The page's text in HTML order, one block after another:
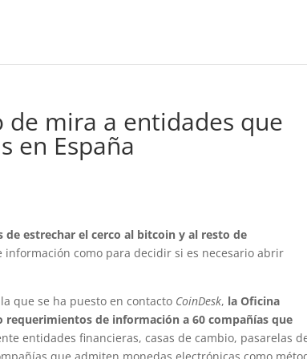
de mira a entidades que
en España
de estrechar el cerco al bitcoin y al resto de
como para decidir si es necesario abrir
que se ha puesto en contacto CoinDesk, la Oficina
requerimientos de información a 60 compañías que
entidades financieras, casas de cambio, pasarelas